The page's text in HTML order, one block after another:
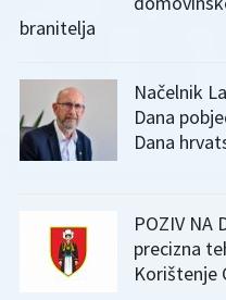
branitelja
Načelnik
Dana
Dana
POZIV NA
precizna
Korištenje